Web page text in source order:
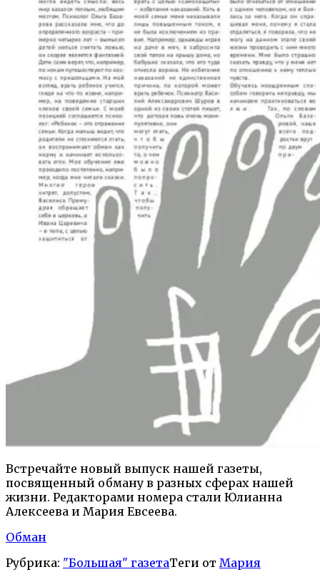
Встречайте новый выпуск нашей газеты,
посвященный обману в разных сферах нашей
жизни. Редакторами номера стали Юлианна
Алексеева и Мария Евсеева.
Обман
Рубрика: "Большая" газетаТеги от Мария